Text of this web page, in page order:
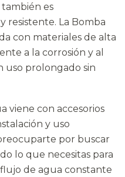
también es
resistente. La Bomba
con materiales de alta
a la corrosión y al
uso prolongado sin
viene con accesorios
y uso
por buscar
lo que necesitas para
de agua constante